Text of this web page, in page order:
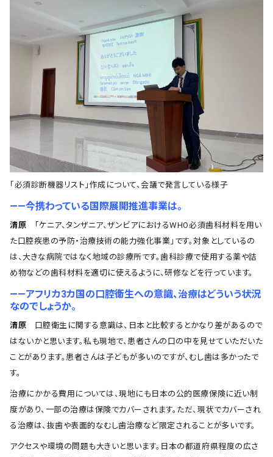
「必須診断機器リスト」作成について、会議で発言している様子
――今携わっている国際展開推進事業は。
清原 「ケニア、タンザニア、ザンビアにおけるWHO必須歯科材料を用い
た口腔疾患の予防・治療技術の能力強化事業」です。対象としているの
は、大きな病院ではなく地域の診療所です。歯科診療で使用する薬や詰
め物などの歯科材料を適切に使えるように、研修などを行っています。
――アフリカ3カ国の口腔衛生への意識、治療はどういう状況
なのでしょうか。
清原 口腔衛生に関する意識は、日本と比較するとかなり差があるので
はないかと思います。私も現地で、患者さんの口の中を見せていただいた
ことがあります。患者さんは子どもが多いのですが、むし歯は多かったで
す。
治療にかかる費用については、現地にも日本の公的医療保険に近い制
度があり、一部の治療は保険でカバーされます。ただ、現状でカバーされ
る治療は、抜歯や表面的なむし歯治療など限定されることが多いです。
アクセスや環境の問題も大きいと思います。日本の都道府県程度の広さ